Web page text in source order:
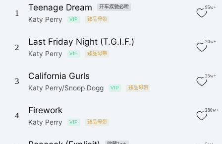
1
Teenage Dream 开车疾驰必听
Katy Perry VIP 臻品母带
95w+
2
Last Friday Night (T.G.I.F.)
Katy Perry VIP 臻品母带
20w+
3
California Gurls
Katy Perry/Snoop Dogg VIP 臻品母带
25w+
4
Firework
Katy Perry VIP 臻品母带
280w+